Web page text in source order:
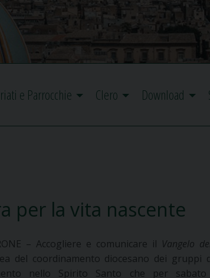
e Parrocchie Clero Download
per la vita nascente
– Accogliere e comunicare il Vangelo
del coordinamento diocesano dei gruppi
nello Spirito Santo che per